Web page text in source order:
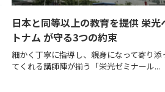
日本と同等以上の教育を提供 栄光
トナム が守る3つの約束
細かく丁寧に指導し、親身になって寄り添
てくれる講師陣が揃う「栄光ゼミナール...